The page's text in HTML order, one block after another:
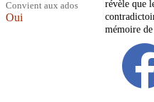
Convient aux ados
Oui
révèle que
mémoire